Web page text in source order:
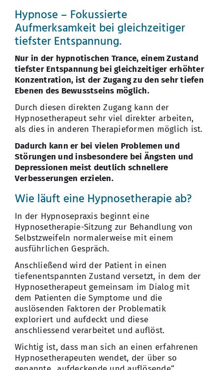
Hypnose – Fokussierte
Aufmerksamkeit bei gleichzeitiger
tiefster Entspannung.
Nur in der hypnotischen Trance, einem Zustand
tiefster Entspannung bei gleichzeitiger erhöhter
Konzentration, ist der Zugang zu den sehr tiefen
Ebenen des Bewusstseins möglich.
Durch diesen direkten Zugang kann der
Hypnosetherapeut sehr viel direkter arbeiten,
als dies in anderen Therapieformen möglich ist.
Dadurch kann er bei vielen Problemen und
Störungen und insbesondere bei Ängsten und
Depressionen meist deutlich schnellere
Verbesserungen erzielen.
Wie läuft eine Hypnosetherapie ab?
In der Hypnosepraxis beginnt eine
Hypnosetherapie-Sitzung zur Behandlung von
Selbstzweifeln normalerweise mit einem
ausführlichen Gespräch.
Anschließend wird der Patient in einen
tiefenentspannten Zustand versetzt, in dem der
Hypnosetherapeut gemeinsam im Dialog mit
dem Patienten die Symptome und die
auslösenden Faktoren der Problematik
exploriert und aufdeckt und diese
anschliessend verarbeitet und auflöst.
Wichtig ist, dass man sich an einen erfahrenen
Hypnosetherapeuten wendet, der über so